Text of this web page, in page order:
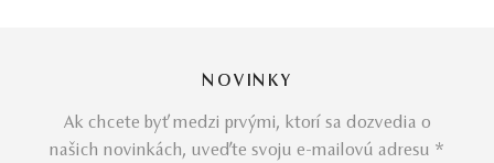
NOVINKY
Ak chcete byť medzi prvými, ktorí sa dozvedia o
našich novinkách, uveďte svoju e-mailovú adresu *